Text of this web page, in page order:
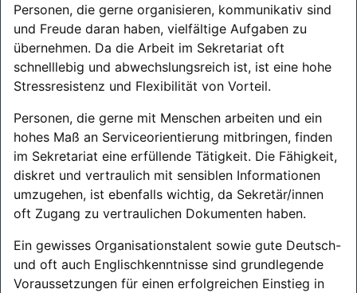
Personen, die gerne organisieren, kommunikativ sind
und Freude daran haben, vielfältige Aufgaben zu
übernehmen. Da die Arbeit im Sekretariat oft
schnelllebig und abwechslungsreich ist, ist eine hohe
Stressresistenz und Flexibilität von Vorteil.
Personen, die gerne mit Menschen arbeiten und ein
hohes Maß an Serviceorientierung mitbringen, finden
im Sekretariat eine erfüllende Tätigkeit. Die Fähigkeit,
diskret und vertraulich mit sensiblen Informationen
umzugehen, ist ebenfalls wichtig, da Sekretär/innen
oft Zugang zu vertraulichen Dokumenten haben.
Ein gewisses Organisationstalent sowie gute Deutsch-
und oft auch Englischkenntnisse sind grundlegende
Voraussetzungen für einen erfolgreichen Einstieg in